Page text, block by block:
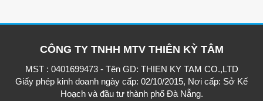
CÔNG TY TNHH MTV THIÊN KỲ TÂM
MST : 0401699473 - Tên GD: THIEN KY TAM CO.,LTD
Giấy phép kinh doanh ngày cấp: 02/10/2015, Nơi cấp: Sở Kế
Hoạch và đầu tư thành phố Đà Nẵng.